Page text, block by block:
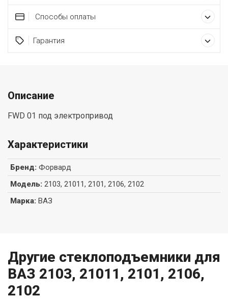
Способы оплаты
Гарантия
Описание
FWD 01 под электропривод
Характеристики
Бренд: Форвард
Модель: 2103, 21011, 2101, 2106, 2102
Марка: ВАЗ
Другие стеклоподъемники для
ВАЗ 2103, 21011, 2101, 2106,
2102